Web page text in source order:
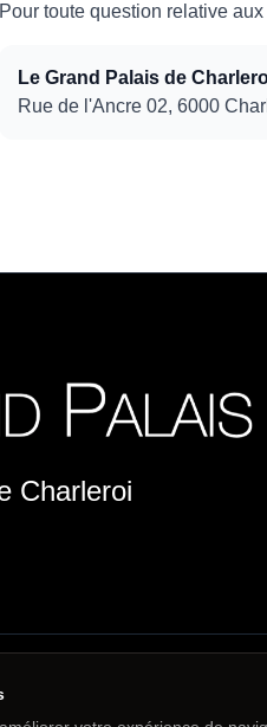
Pour toute question relative
Le Grand Palais de
Rue de l'Ancre 02, 6000
Charleroi